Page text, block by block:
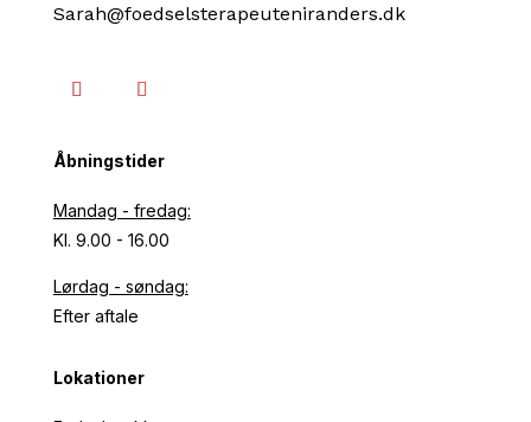
Sarah@foedselsterapeuteniranders.dk
Åbningstider
Mandag - fredag:
Kl. 9.00 - 16.00
Lørdag - søndag:
Efter aftale
Lokationer